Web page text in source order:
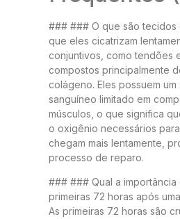
### ### O que são tecidos
que eles cicatrizam
conjuntivos, como tendões
compostos principalmente
colágeno. Eles possuem um
sanguíneo limitado em
músculos, o que significa
o oxigênio necessários
chegam mais lentamente,
processo de reparo.
### ### Qual a
primeiras 72 horas após
As primeiras 72 horas são